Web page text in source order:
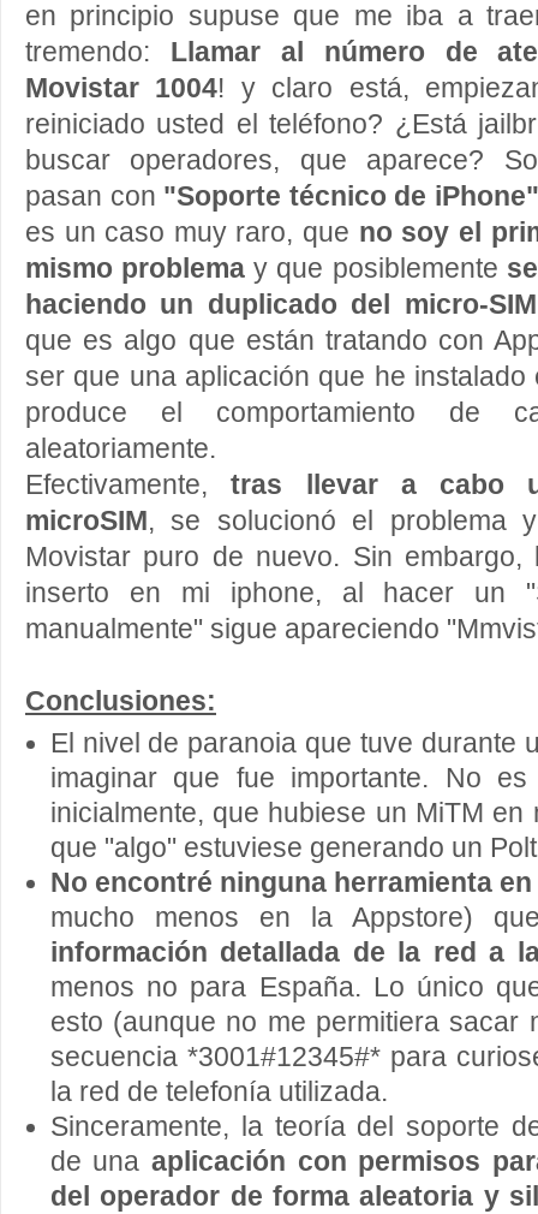
en principio supuse que me iba a
tremendo: Llamar al número de
Movistar 1004! y claro está,
reiniciado usted el teléfono? ¿Está
buscar operadores, que aparece?
pasan con "Soporte técnico de iPhone"
es un caso muy raro, que no soy el
mismo problema y que posiblemente
haciendo un duplicado del micro-SIM
que es algo que están tratando con
ser que una aplicación que he
produce el comportamiento de
aleatoriamente.
Efectivamente,tras llevar a cabo
microSIM, se solucionó el problema
Movistar puro de nuevo. Sin
inserto en mi iphone, al hacer un
manualmente" sigue apareciendo
Conclusiones:
El nivel de paranoia que tuve durante
imaginar que fue importante. No
inicialmente, que hubiese un MiTM
que "algo" estuviese generando un
No encontré ninguna herramienta
mucho menos en la Appstore)
información detallada de la red a
menos no para España. Lo único
esto (aunque no me permitiera sacar
secuencia *3001#12345#* para
la red de telefonía utilizada.
Sinceramente, la teoría del soporte
de una aplicación con permisos
del operador de forma aleatoria y